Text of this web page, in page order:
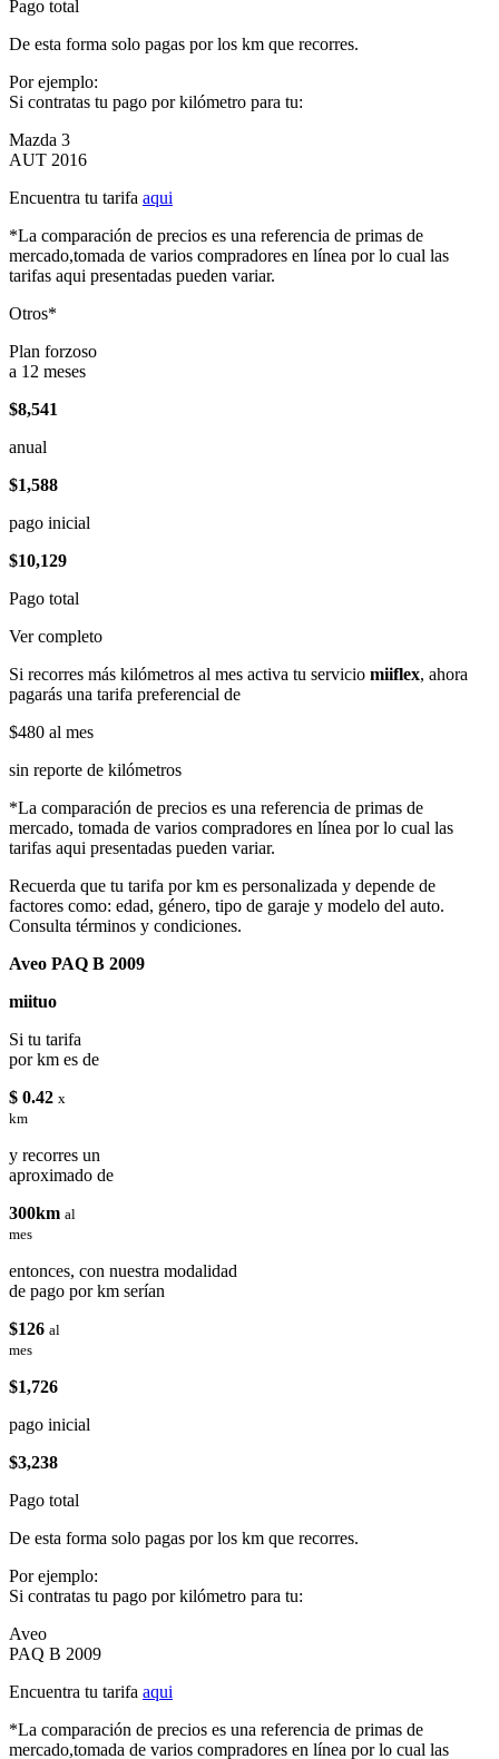
Pago total
De esta forma solo pagas por los km que recorres.
Por ejemplo:
Si contratas tu pago por kilómetro para tu:
Mazda 3
AUT 2016
Encuentra tu tarifa aqui
*La comparación de precios es una referencia de primas de
mercado,tomada de varios compradores en línea por lo cual las
tarifas aqui presentadas pueden variar.
Otros*
Plan forzoso
a 12 meses
$8,541
anual
$1,588
pago inicial
$10,129
Pago total
Ver completo
Si recorres más kilómetros al mes activa tu servicio miiflex, ahora
pagarás una tarifa preferencial de
$480 al mes
sin reporte de kilómetros
*La comparación de precios es una referencia de primas de
mercado, tomada de varios compradores en línea por lo cual las
tarifas aqui presentadas pueden variar.
Recuerda que tu tarifa por km es personalizada y depende de
factores como: edad, género, tipo de garaje y modelo del auto.
Consulta términos y condiciones.
Aveo PAQ B 2009
miituo
Si tu tarifa
por km es de
$ 0.42 x
km
y recorres un
aproximado de
300km al
mes
entonces, con nuestra modalidad
de pago por km serían
$126 al
mes
$1,726
pago inicial
$3,238
Pago total
De esta forma solo pagas por los km que recorres.
Por ejemplo:
Si contratas tu pago por kilómetro para tu:
Aveo
PAQ B 2009
Encuentra tu tarifa aqui
*La comparación de precios es una referencia de primas de
mercado,tomada de varios compradores en línea por lo cual las